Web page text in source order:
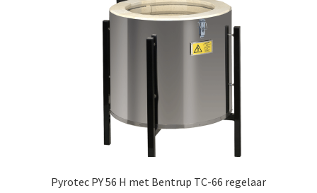
Pyrotec PY 56 H met Bentrup TC-66 regelaar